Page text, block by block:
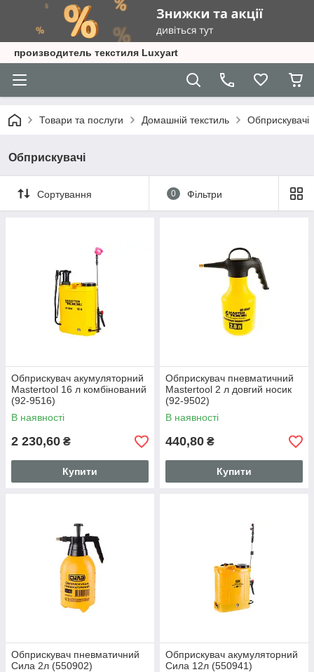
производитель текстиля Luxyart
Товари та послуги Домашній текстиль Обприскувачі
Обприскувачі
Сортування 0 Фільтри
Обприскувач акумуляторний
Mastertool 16 л комбінований
(92-9516)
В наявності
2 230,60 ₴
Купити
Обприскувач пневматичний
Mastertool 2 л довгий носик
(92-9502)
В наявності
440,80 ₴
Купити
Обприскувач пневматичний
Сила 2л (550902)
Обприскувач акумуляторний
Сила 12л (550941)